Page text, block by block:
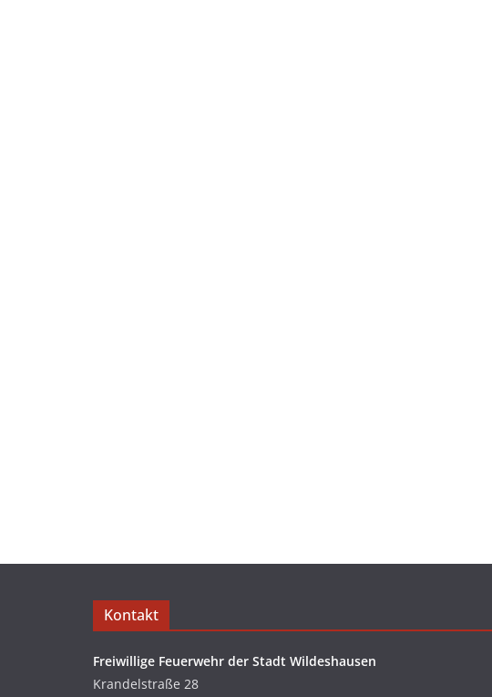
Kontakt
Freiwillige Feuerwehr der Stadt Wildeshausen
Krandelstraße 28